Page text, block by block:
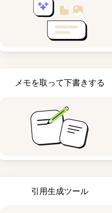
メモを取って下書きする
引用生成ツール